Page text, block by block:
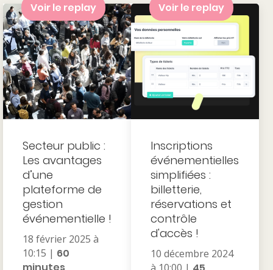
Secteur public :
Les avantages
d’une
plateforme de
gestion
événementielle !
18 février 2025 à
10:15 | 60
Voir le replay
Inscriptions
événementielles
simplifiées :
billetterie,
réservations et
contrôle
d'accès !
10 décembre 2024
Voir le replay